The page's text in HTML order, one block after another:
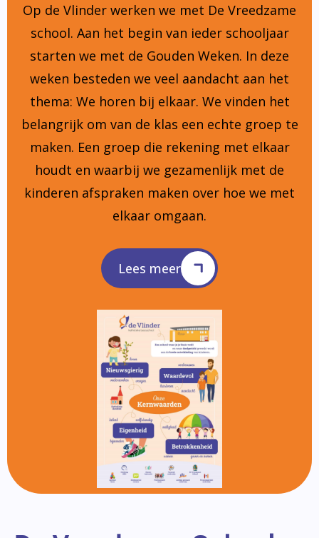
Op de Vlinder werken we met De Vreedzame
school. Aan het begin van ieder schooljaar
starten we met de Gouden Weken. In deze
weken besteden we veel aandacht aan het
thema: We horen bij elkaar. We vinden het
belangrijk om van de klas een echte groep te
maken. Een groep die rekening met elkaar
houdt en waarbij we gezamenlijk met de
kinderen afspraken maken over hoe we met
elkaar omgaan.
Lees meer